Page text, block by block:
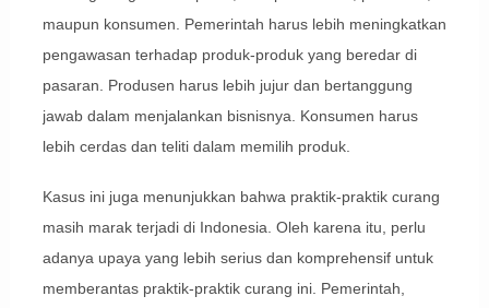
maupun konsumen. Pemerintah harus lebih meningkatkan
pengawasan terhadap produk-produk yang beredar di
pasaran. Produsen harus lebih jujur dan bertanggung
jawab dalam menjalankan bisnisnya. Konsumen harus
lebih cerdas dan teliti dalam memilih produk.
Kasus ini juga menunjukkan bahwa praktik-praktik curang
masih marak terjadi di Indonesia. Oleh karena itu, perlu
adanya upaya yang lebih serius dan komprehensif untuk
memberantas praktik-praktik curang ini. Pemerintah,